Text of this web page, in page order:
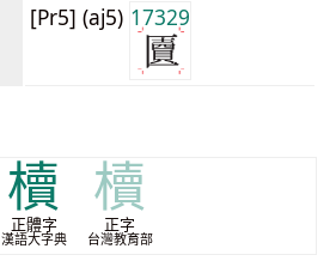
[Pr5] (aj5) 17329
櫝
正體字
漢語大字典
櫝
正字
台灣教育部